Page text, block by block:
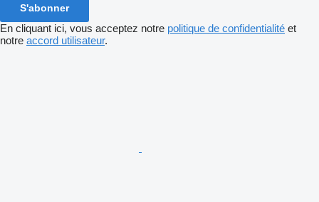
S'abonner
En cliquant ici, vous acceptez notre politique de confidentialité et
notre accord utilisateur.